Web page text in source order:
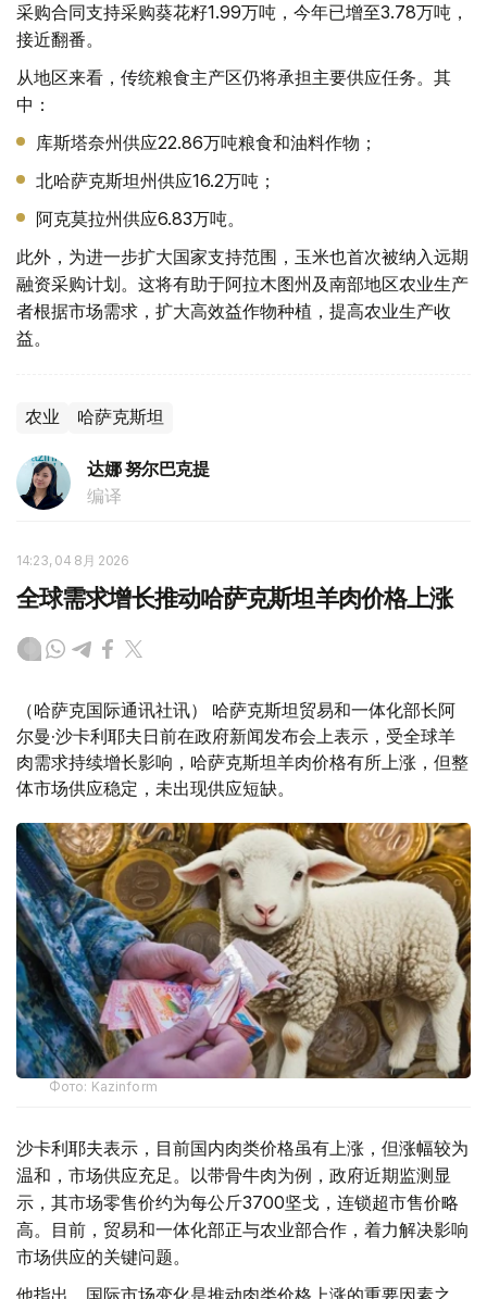
采购合同支持采购葵花籽1.99万吨，今年已增至3.78万吨，
接近翻番。
从地区来看，传统粮食主产区仍将承担主要供应任务。其
中：
库斯塔奈州供应22.86万吨粮食和油料作物；
北哈萨克斯坦州供应16.2万吨；
阿克莫拉州供应6.83万吨。
此外，为进一步扩大国家支持范围，玉米也首次被纳入远期
融资采购计划。这将有助于阿拉木图州及南部地区农业生产
者根据市场需求，扩大高效益作物种植，提高农业生产收
益。
农业 哈萨克斯坦
达娜 努尔巴克提
编译
14:23, 04 8月 2026
全球需求增长推动哈萨克斯坦羊肉价格上涨
（哈萨克国际通讯社讯） 哈萨克斯坦贸易和一体化部长阿
尔曼·沙卡利耶夫日前在政府新闻发布会上表示，受全球羊
肉需求持续增长影响，哈萨克斯坦羊肉价格有所上涨，但整
体市场供应稳定，未出现供应短缺。
Фото: Kazinform
沙卡利耶夫表示，目前国内肉类价格虽有上涨，但涨幅较为
温和，市场供应充足。以带骨牛肉为例，政府近期监测显
示，其市场零售价约为每公斤3700坚戈，连锁超市售价略
高。目前，贸易和一体化部正与农业部合作，着力解决影响
市场供应的关键问题。